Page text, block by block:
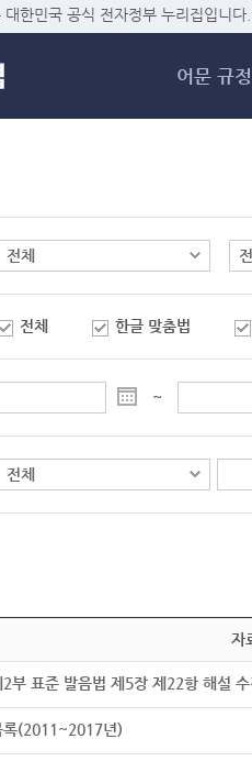
메
대한민국 공식 전자정부 누리집입니다.
어문 규정
전체 한글 맞춤법
~
자
2부 표준 발음법 제5장 제22항 해설
록(2011~2017년)